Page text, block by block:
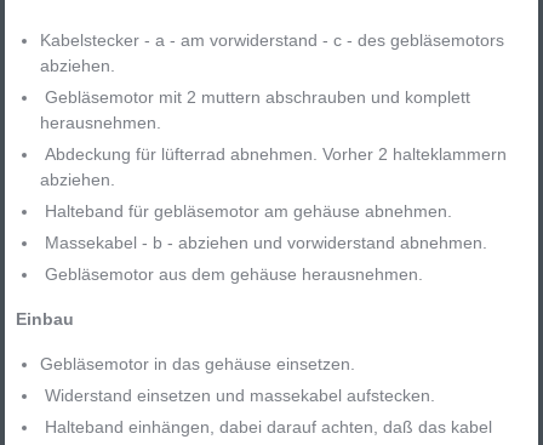
Kabelstecker - a - am vorwiderstand - c - des gebläsemotors
abziehen.
Gebläsemotor mit 2 muttern abschrauben und komplett
herausnehmen.
Abdeckung für lüfterrad abnehmen. Vorher 2 halteklammern
abziehen.
Halteband für gebläsemotor am gehäuse abnehmen.
Massekabel - b - abziehen und vorwiderstand abnehmen.
Gebläsemotor aus dem gehäuse herausnehmen.
Einbau
Gebläsemotor in das gehäuse einsetzen.
Widerstand einsetzen und massekabel aufstecken.
Halteband einhängen, dabei darauf achten, daß das kabel